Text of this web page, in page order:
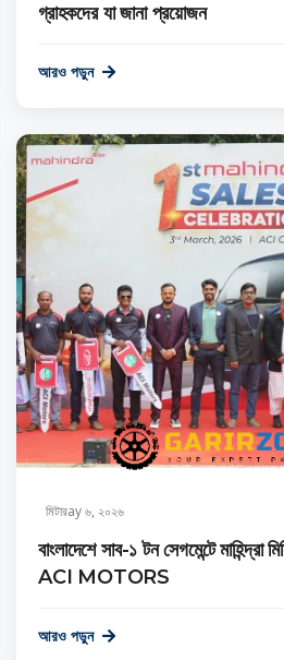
গ্রাহকদের যা জানা প্রয়োজন
আরও পড়ুন
মিটারay ৬, ২০২৬
বাংলাদেশে সাব-১ টন সেগমেন্টে
ACI MOTORS
আরও পড়ুন